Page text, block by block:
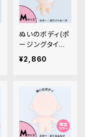
ぬいのボディ(ポ
ージングタイプ)
Mサイズ 身長約
17cm（縫製済み
¥2,860